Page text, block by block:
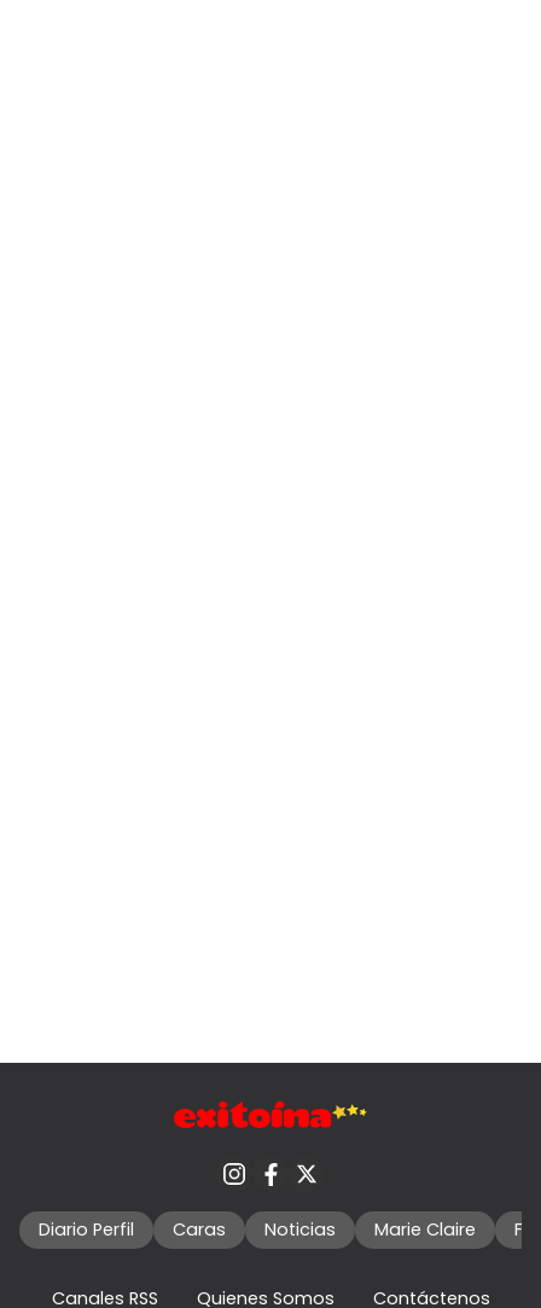
Diario Perfil Caras Noticias Marie Claire
Canales RSS Quienes Somos Contáctenos